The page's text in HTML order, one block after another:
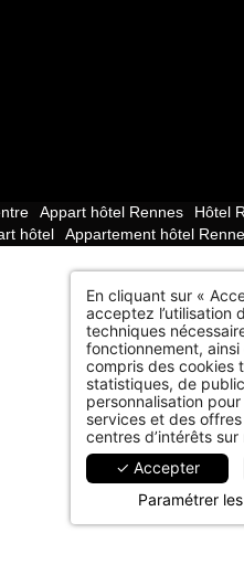
Appart hôtel Rennes
Hôtel
hôtel Appartement hôtel
En cliquant sur «
acceptez l’utilisation
techniques
fonctionnement,
compris des cookies
statistiques, de
personnalisation
services et des
centres d’intérêts sur
✓ Accepter
Paramétrer